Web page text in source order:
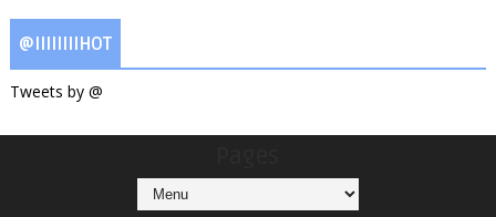
@IIIIIIIIHOT
Tweets by @